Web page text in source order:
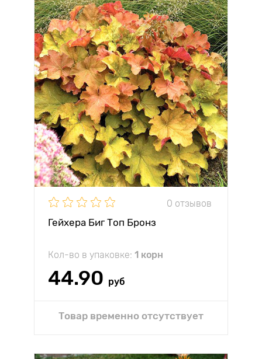
0 отзывов
Гейхера Биг Топ Бронз
Кол-во в упаковке: 1 корн
44.90 руб
Товар временно отсутствует